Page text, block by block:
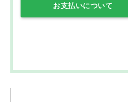
お支払いについて